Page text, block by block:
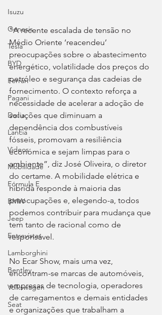
Isuzu
Genesis
Tesla
BYD
Ferrari
Pagani
Dacia
Lancia
Videos
Mobilidade
Fórmula E
BMW
Jeep
Entrevistas
Lamborghini
Bentley
Volkswagen
Seat
“A recente escalada de tensão no
Médio Oriente ‘reacendeu’
preocupações sobre o abastecimento
energético, volatilidade dos preços do
petróleo e segurança das cadeias de
fornecimento. O contexto reforça a
necessidade de acelerar a adoção de
soluções que diminuam a
dependência dos combustíveis
fósseis, promovam a resiliência
económica e sejam limpas para o
ambiente”, diz José Oliveira, o diretor
do certame. A mobilidade elétrica e
híbrida responde à maioria das
preocupações e, elegendo-a, todos
podemos contribuir para mudança que
tem tanto de racional como de
responsável.
No Ecar Show, mais uma vez,
encontram-se marcas de automóveis,
empresas de tecnologia, operadores
de carregamentos e demais entidades
e organizações que trabalham a